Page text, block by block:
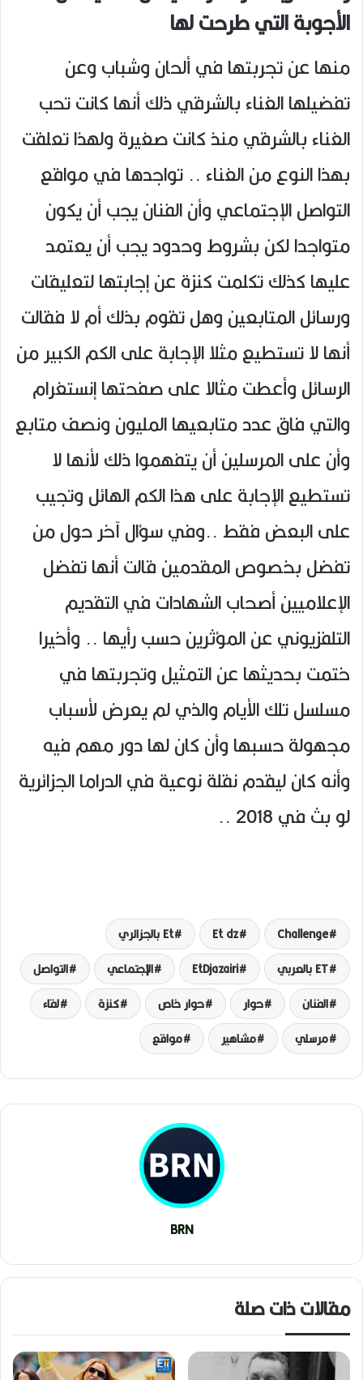
الأجوبة التي طرحت لها
منها عن تجربتها في ألحان وشباب وعن
تفضيلها الغناء بالشرقي ذلك أنها كانت تحب
الغناء بالشرقي منذ كانت صغيرة ولهذا تعلقت
بهذا النوع من الغناء .. تواجدها في مواقع
التواصل الإجتماعي وأن الفنان يجب أن يكون
متواجدا لكن بشروط وحدود يجب أن يعتمد
عليها كذلك تكلمت كنزة عن إجابتها لتعليقات
ورسائل المتابعين وهل تقوم بذلك أم لا فقالت
أنها لا تستطيع مثلا الإجابة على الكم الكبير من
الرسائل وأعطت مثالا على صفحتها إنستغرام
والتي فاق عدد متابعيها المليون ونصف متابع
وأن على المرسلين أن يتفهموا ذلك لأنها لا
تستطيع الإجابة على هذا الكم الهائل وتجيب
على البعض فقط ..وفي سؤال آخر حول من
تفضل بخصوص المقدمين قالت أنها تفضل
الإعلاميين أصحاب الشهادات في التقديم
التلفزيوني عن المؤثرين حسب رأيها .. وأخيرا
ختمت بحديثها عن التمثيل وتجربتها في
مسلسل تلك الأيام والذي لم يعرض لأسباب
مجهولة حسبها وأن كان لها دور مهم فيه
وأنه كان ليقدم نقلة نوعية في الدراما الجزائرية
لو بث في 2018 ..
Challenge
Et dz
Et بالجزائري
ET بالعربي
EtDjazairi الإجتماعي
التواصل
الفنان
حوار حوار خاص كنزة
لقاء
مرسلي
مشاهير مواقع
BRN
مقالات ذات صلة